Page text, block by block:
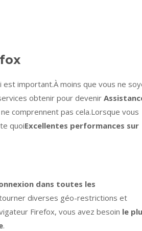
important.À moins que vous ne
obtenir pour devenir
comprennent pas cela.Lorsque vous
quoiExcellentes performances sur
dans toutes les
diverses géo-restrictions et
Firefox, vous avez besoin le
.